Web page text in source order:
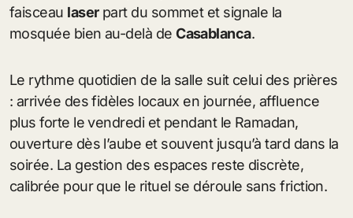
faisceau laserpart du sommet et signale la
mosquée bien au-delà deCasablanca.
Le rythme quotidien de la salle suit celui des prières
: arrivée des fidèles locaux en journée, affluence
plus forte le vendredi et pendant le Ramadan,
ouverture dès l’aube et souvent jusqu’à tard dans la
soirée. La gestion des espaces reste discrète,
calibrée pour que le rituel se déroule sans friction.